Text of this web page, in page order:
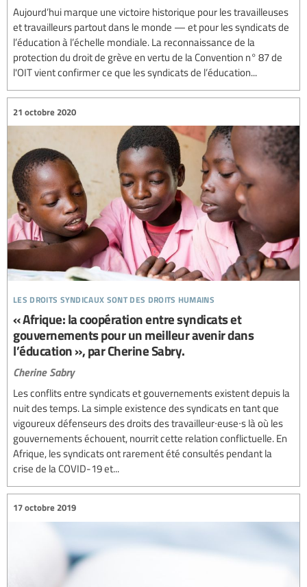
Aujourd’hui marque une victoire historique pour les travailleuses
et travailleurs partout dans le monde — et pour les syndicats de
l’éducation à l’échelle mondiale. La reconnaissance de la
protection du droit de grève en vertu de la Convention n° 87 de
l'OIT vient confirmer ce que les syndicats de l’éducation...
les droits syndicaux sont des droits humains
21 octobre 2020
« Afrique: la coopération entre syndicats et
gouvernements pour un meilleur avenir dans
l’éducation », par Cherine Sabry.
Cherine Sabry
Les conflits entre syndicats et gouvernements existent depuis la
nuit des temps. La simple existence des syndicats en tant que
vigoureux défenseurs des droits des travailleur∙euse∙s là où les
gouvernements échouent, nourrit cette relation conflictuelle. En
Afrique, les syndicats ont rarement été consultés pendant la
crise de la COVID-19 et...
17 octobre 2019